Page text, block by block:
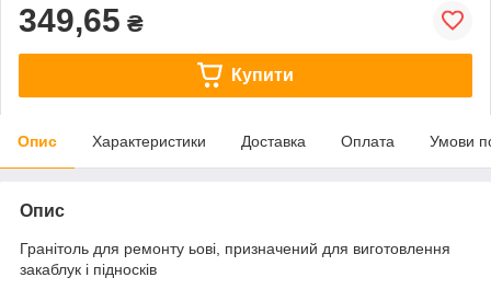
349,65 ₴
Купити
Опис Характеристики Доставка Оплата Умови
Опис
Гранітоль для ремонту ьові, призначений для виготовлення
закаблук і підносків